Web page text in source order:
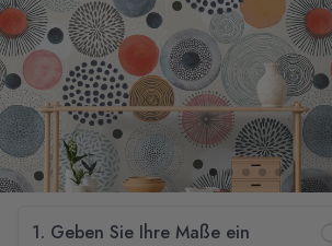
1. Geben Sie Ihre Maße ein